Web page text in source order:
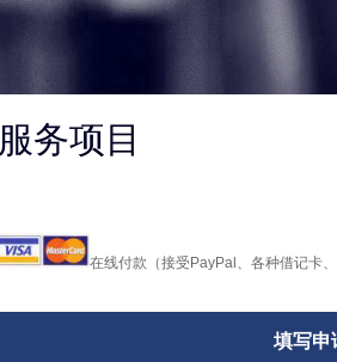
服务项目
在线付款（接受PayPal、各种借记卡
填写申